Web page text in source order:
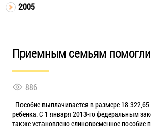
2005
Приемным семьям
886
Пособие выплачивается в размере 18
ребенка. С 1 января 2013-го федеральным
также установлено единовременное пособие